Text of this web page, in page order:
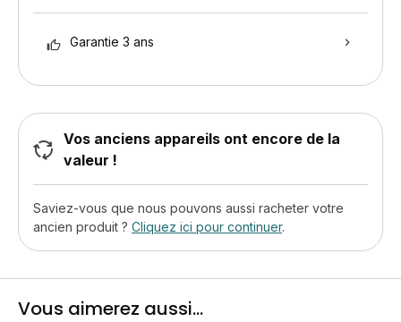
Garantie 3 ans
Vos anciens appareils ont encore de la
valeur !
Saviez-vous que nous pouvons aussi racheter votre
ancien produit ? Cliquez ici pour continuer.
Vous aimerez aussi...